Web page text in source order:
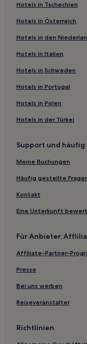
Hotels nahe Golfclub
Leverkusen Hotels
Burg an der Wupper:
Düsseldorf Hotels
Isenbügel Hotels
Hotels nahe Basilica
Zons Hotels
Heide Hotels
Hotels nahe S-
Essen Hotels
Kettwig: Hotels
Feldhausen Hotels
Landkreis Mettmann:
Dortmund Hotels
Hochdahl Hotels
Köln Hotels
Hotels nahe S-
Ferienwohnungen in
Aparthotels in
Hotels in Tschechien
Hotels in Österreich
Hotels in den
Hotels in Italien
Hotels in Schweden
Hotels in Portugal
Hotels in Polen
Hotels in der Türkei
Support und
Meine Buchungen
Häufig gestellte
Kontakt
Eine Unterkunft
Für Anbieter,
Affiliate-Partner-
Presse
Bei uns werben
Reiseveranstalter
Richtlinien